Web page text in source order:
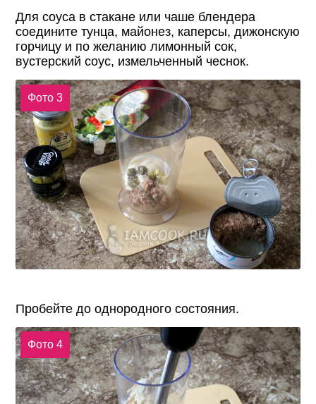
Для соуса в стакане или чаше блендера
соедините тунца, майонез, каперсы, дижонскую
горчицу и по желанию лимонный сок,
вустерский соус, измельченный чеснок.
Фото 3
Пробейте до однородного состояния.
Фото 4